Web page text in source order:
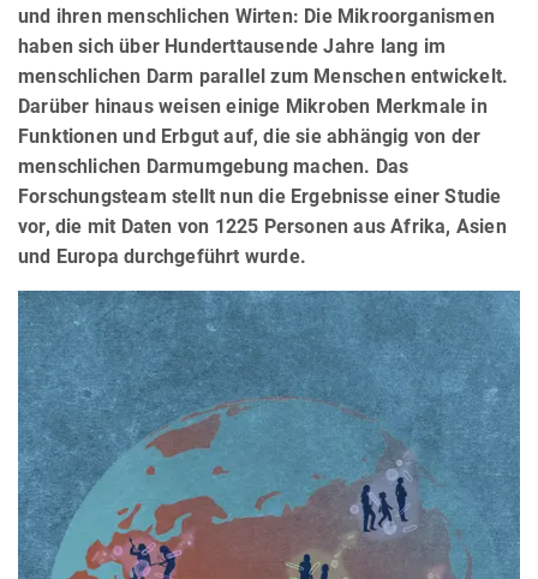
und ihren menschlichen Wirten: Die Mikroorganismen
haben sich über Hunderttausende Jahre lang im
menschlichen Darm parallel zum Menschen entwickelt.
Darüber hinaus weisen einige Mikroben Merkmale in
Funktionen und Erbgut auf, die sie abhängig von der
menschlichen Darmumgebung machen. Das
Forschungsteam stellt nun die Ergebnisse einer Studie
vor, die mit Daten von 1225 Personen aus Afrika, Asien
und Europa durchgeführt wurde.